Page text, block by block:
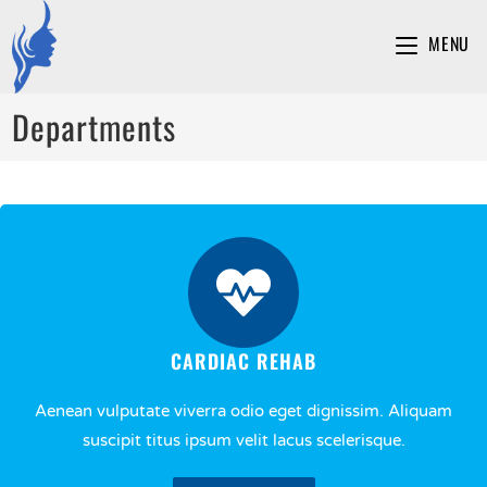
MENU
Departments
CARDIAC REHAB
Aenean vulputate viverra odio eget dignissim. Aliquam
suscipit titus ipsum velit lacus scelerisque.